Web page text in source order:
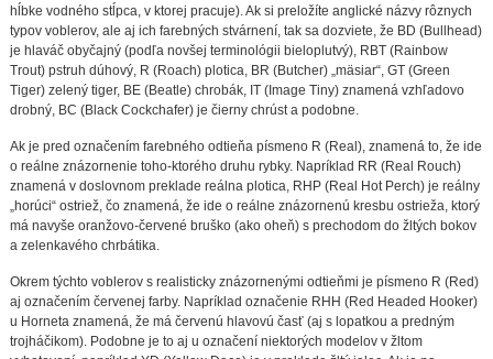
hĺbke vodného stĺpca, v ktorej pracuje). Ak si preložíte anglické názvy rôznych
typov voblerov, ale aj ich farebných stvárnení, tak sa dozviete, že BD (Bullhead)
je hlaváč obyčajný (podľa novšej terminológii bieloplutvý), RBT (Rainbow
Trout) pstruh dúhový, R (Roach) plotica, BR (Butcher) „mäsiar“, GT (Green
Tiger) zelený tiger, BE (Beatle) chrobák, IT (Image Tiny) znamená vzhľadovo
drobný, BC (Black Cockchafer) je čierny chrúst a podobne.
Ak je pred označením farebného odtieňa písmeno R (Real), znamená to, že ide
o reálne znázornenie toho-ktorého druhu rybky. Napríklad RR (Real Rouch)
znamená v doslovnom preklade reálna plotica, RHP (Real Hot Perch) je reálny
„horúci“ ostriež, čo znamená, že ide o reálne znázornenú kresbu ostrieža, ktorý
má navyše oranžovo-červené bruško (ako oheň) s prechodom do žltých bokov
a zelenkavého chrbátika.
Okrem týchto voblerov s realisticky znázornenými odtieňmi je písmeno R (Red)
aj označením červenej farby. Napríklad označenie RHH (Red Headed Hooker)
u Horneta znamená, že má červenú hlavovú časť (aj s lopatkou a predným
trojháčikom). Podobne je to aj u označení niektorých modelov v žltom